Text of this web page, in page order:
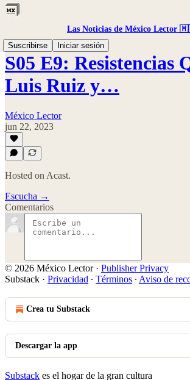
Las Noticias de México Lector
Suscribirse
Iniciar sesión
S05 E9: Resistencias
Luis Ruiz y…
México Lector
jun 22, 2023
Hosted on Acast.
Escucha →
Comentarios
© 2026 México Lector· Publisher Privacy
Substack · Privacidad ∙ Términos ∙ Aviso de
Crea tu Substack
Descargar la app
Substack es el hogar de la gran cultura